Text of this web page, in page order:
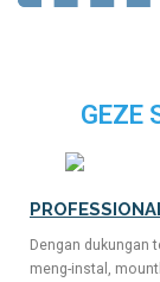
GEZE
Dengan dukungan
meng-instal,